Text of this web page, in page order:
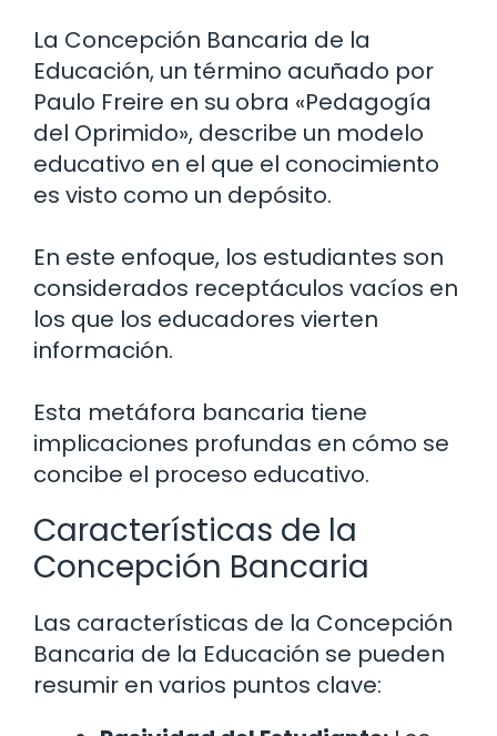
La Concepción Bancaria de la
Educación, un término acuñado por
Paulo Freire en su obra «Pedagogía
del Oprimido», describe un modelo
educativo en el que el conocimiento
es visto como un depósito.
En este enfoque, los estudiantes son
considerados receptáculos vacíos en
los que los educadores vierten
información.
Esta metáfora bancaria tiene
implicaciones profundas en cómo se
concibe el proceso educativo.
Características de la
Concepción Bancaria
Las características de la Concepción
Bancaria de la Educación se pueden
resumir en varios puntos clave: